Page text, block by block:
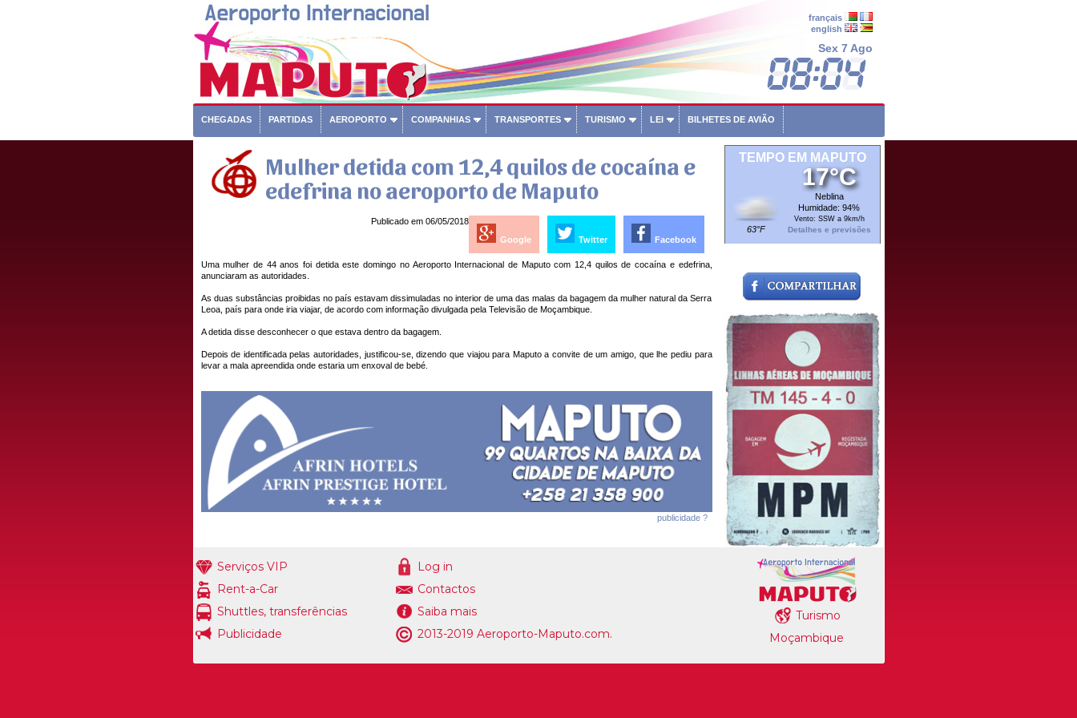
français
english
Sex 7 Ago
CHEGADAS PARTIDAS AEROPORTO COMPANHIAS TRANSPORTES TURISMO LEI BILHETES DE AVIÃO
Mulher detida com 12,4 quilos de cocaína e
edefrina no aeroporto de Maputo
Facebook
Twitter
Google
Publicado em 06/05/2018
Uma mulher de 44 anos foi detida este domingo no Aeroporto Internacional de Maputo com 12,4 quilos de cocaína e edefrina,
anunciaram as autoridades.
As duas substâncias proibidas no país estavam dissimuladas no interior de uma das malas da bagagem da mulher natural da Serra
Leoa, país para onde iria viajar, de acordo com informação divulgada pela Televisão de Moçambique.
A detida disse desconhecer o que estava dentro da bagagem.
Depois de identificada pelas autoridades, justificou-se, dizendo que viajou para Maputo a convite de um amigo, que lhe pediu para
levar a mala apreendida onde estaria um enxoval de bebé.
publicidade ?
TEMPO EM MAPUTO
63°F
17°C
Neblina
Humidade: 94%
Vento: SSW a 9km/h
Detalhes e previsões
Serviços VIP
Rent-a-Car
Shuttles, transferências
Publicidade
Log in
Contactos
Saiba mais
2013-2019 Aeroporto-Maputo.com.
Turismo
Moçambique